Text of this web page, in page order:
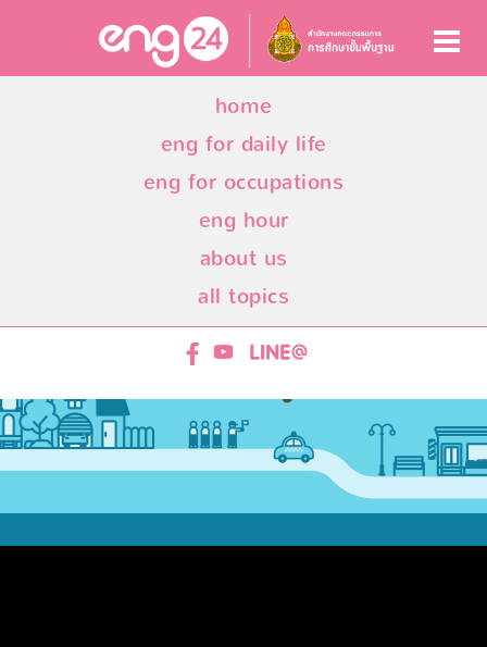
home
eng for daily life
eng for occupations
eng hour
about us
all topics